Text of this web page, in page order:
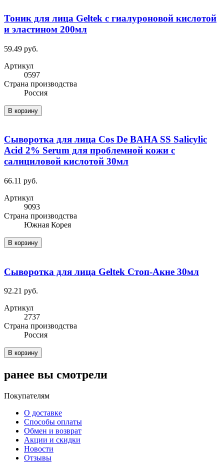
Тоник для лица Geltek с гиалуроновой кислотой
и эластином 200мл
59.49 руб.
Артикул
0597
Cтрана производства
Россия
В корзину
Сыворотка для лица Cos De BAHA SS Salicylic
Acid 2% Serum для проблемной кожи с
салициловой кислотой 30мл
66.11 руб.
Артикул
9093
Cтрана производства
Южная Корея
В корзину
Сыворотка для лица Geltek Стоп-Акне 30мл
92.21 руб.
Артикул
2737
Cтрана производства
Россия
В корзину
ранее вы смотрели
Покупателям
О доставке
Способы оплаты
Обмен и возврат
Акции и скидки
Новости
Отзывы